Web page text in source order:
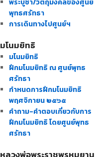
พระบูชา/วัตถุมงคลของศูนย์
พุทธศรัทธา
การเดินทางไปศูนย์ฯ
มโนมยิทธิ
มโนมยิทธิ
ฝึกมโนมยิทธิ ณ ศูนย์พุทธ
ศรัทธา
กำหนดการฝึกมโนมยิทธิ
พฤศจิกายน ๒๕๖๕
คำถาม-คำตอบเกี่ยวกับการ
ฝึกมโนมยิทธิ โดยศูนย์พุทธ
ศรัทธา
หลวงพ่อพระราชพรหมยาน